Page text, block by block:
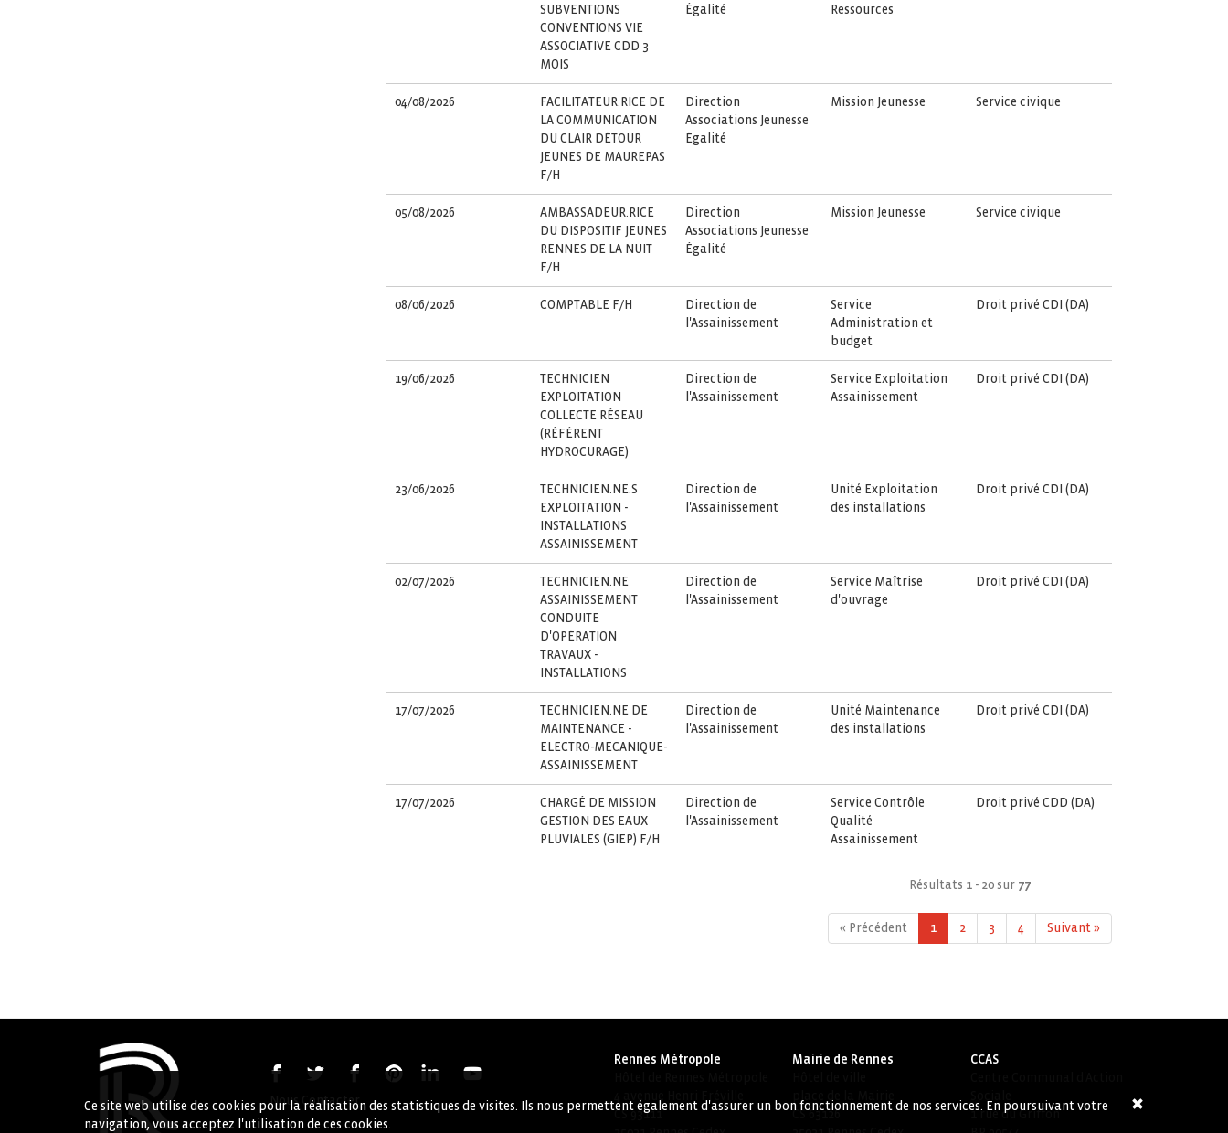
Ce site web utilise des cookies pour la réalisation des statistiques de visites. Ils nous permettent également d'assurer un bon fonctionnement de nos services. En poursuivant votre
navigation, vous acceptez l'utilisation de ces cookies.
SUBVENTIONS
CONVENTIONS VIE
ASSOCIATIVE CDD 3
MOIS
Égalité
Ressources
04/08/2026
FACILITATEUR.RICE DE
LA COMMUNICATION
DU CLAIR DÉTOUR
JEUNES DE MAUREPAS
F/H
Direction
Associations Jeunesse
Égalité
Mission Jeunesse Service civique
05/08/2026
AMBASSADEUR.RICE
DU DISPOSITIF JEUNES
RENNES DE LA NUIT
F/H
Direction
Associations Jeunesse
Égalité
Mission Jeunesse Service civique
08/06/2026 COMPTABLE F/H
Direction de
l'Assainissement
Service
Administration et
budget
Droit privé CDI (DA)
19/06/2026
TECHNICIEN
EXPLOITATION
COLLECTE RÉSEAU
(RÉFÉRENT
HYDROCURAGE)
Direction de
l'Assainissement
Service Exploitation
Assainissement
Droit privé CDI (DA)
23/06/2026
TECHNICIEN.NE.S
EXPLOITATION -
INSTALLATIONS
ASSAINISSEMENT
Direction de
l'Assainissement
Unité Exploitation
des installations
Droit privé CDI (DA)
02/07/2026
TECHNICIEN.NE
ASSAINISSEMENT
CONDUITE
D'OPÉRATION
TRAVAUX -
INSTALLATIONS
Direction de
l'Assainissement
Service Maîtrise
d'ouvrage
Droit privé CDI (DA)
17/07/2026
TECHNICIEN.NE DE
MAINTENANCE -
ELECTRO-MECANIQUE-
ASSAINISSEMENT
Direction de
l'Assainissement
Unité Maintenance
des installations
Droit privé CDI (DA)
17/07/2026
CHARGÉ DE MISSION
GESTION DES EAUX
PLUVIALES (GIEP) F/H
Direction de
l'Assainissement
Service Contrôle
Qualité
Assainissement
Droit privé CDD (DA)
Résultats 1 - 20 sur 77
« Précédent 1 2 3 4 Suivant »
Nous Contacter
Rennes Métropole
CS 93111
Mairie de Rennes
CS 63126
CCAS
1 rue du Griffon